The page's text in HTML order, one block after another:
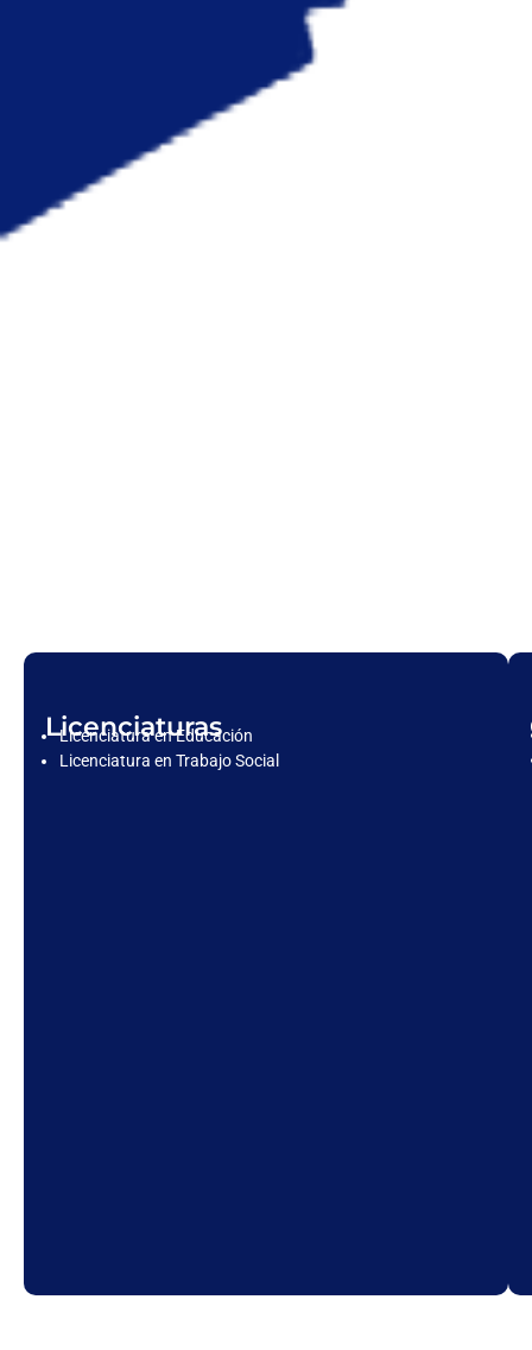
Licenciaturas
Licenciatura en Educación
Licenciatura en Trabajo Social